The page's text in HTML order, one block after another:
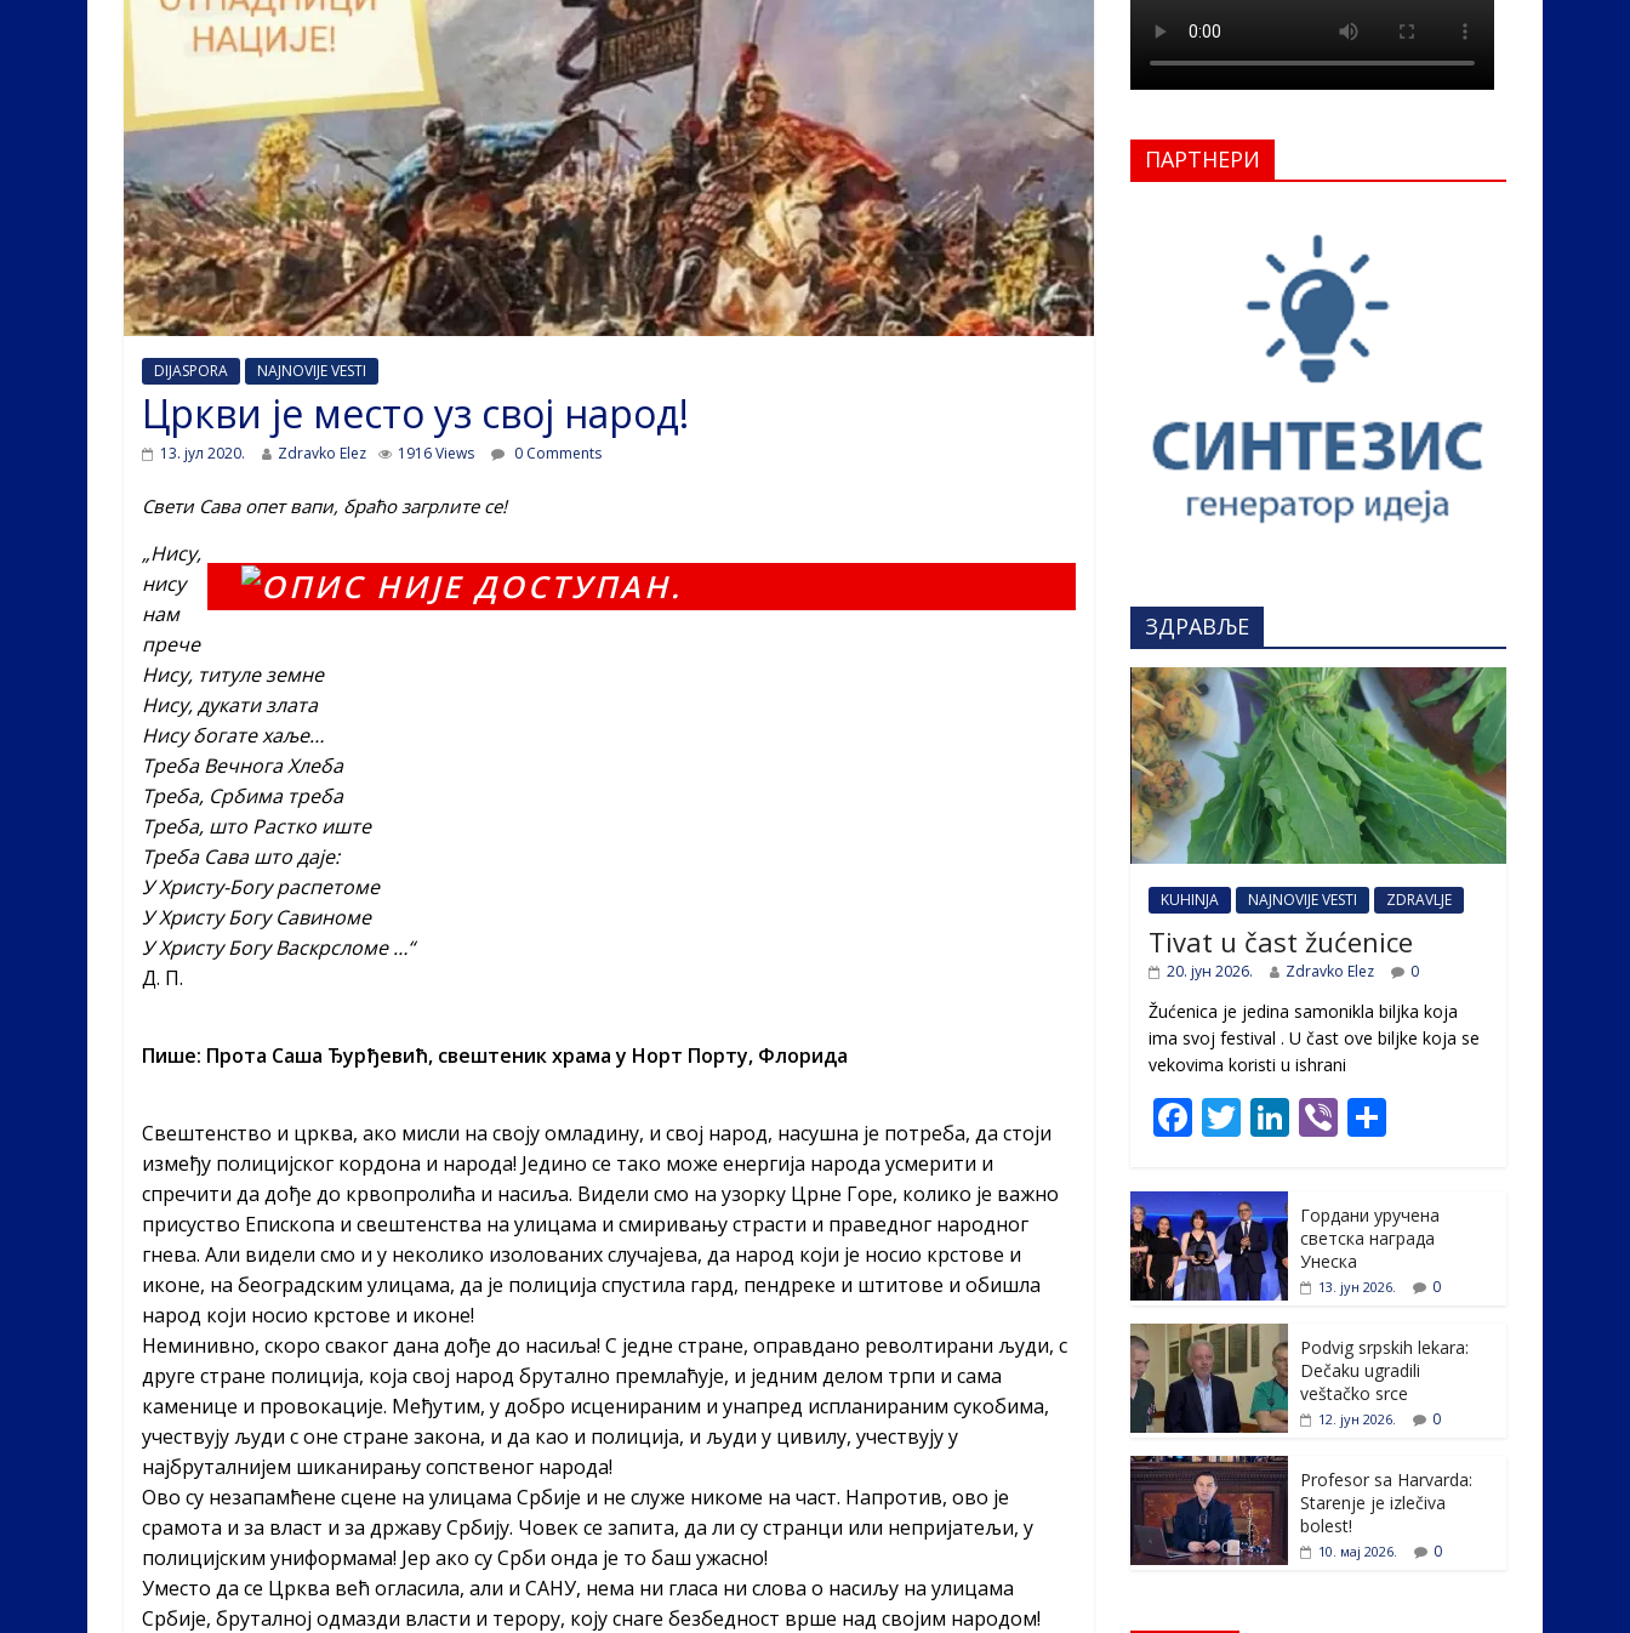
DIJASPORA NAJNOVIJE VESTI
Цркви је место уз свој народ!
13. јул 2020. Zdravko Elez 1916 Views 0 Comments
Свети Сава опет вапи, браћо загрлите се!
„Нису,
нису
нам
прече
Нису, титуле земне
Нису, дукати злата
Нису богате хаље…
Треба Вечнога Хлеба
Треба, Србима треба
Треба, што Растко иште
Треба Сава што даје:
У Христу-Богу распетоме
У Христу Богу Савиноме
У Христу Богу Васкрсломе …“
Д. П.
Пише: Прота Саша Ђурђевић, свештеник храма у Норт Порту, Флорида
Свештенство и црква, ако мисли на своју омладину, и свој народ, насушна је потреба, да стоји
између полицијског кордона и народа! Једино се тако може енергија народа усмерити и
спречити да дође до крвопролића и насиља. Видели смо на узорку Црне Горе, колико је важно
присуство Епископа и свештенства на улицама и смиривању страсти и праведног народног
гнева. Али видели смо и у неколико изолованих случајева, да народ који је носио крстове и
иконе, на београдским улицама, да је полиција спустила гард, пендреке и штитове и обишла
народ који носио крстове и иконе!
Неминивно, скоро сваког дана дође до насиља! С једне стране, оправдано револтирани људи, с
друге стране полиција, која свој народ брутално премлаћује, и једним делом трпи и сама
каменице и провокације. Међутим, у добро исценираним и унапред испланираним сукобима,
учествују људи с оне стране закона, и да као и полиција, и људи у цивилу, учествују у
најбруталнијем шиканирању сопственог народа!
Ово су незапамћене сцене на улицама Србије и не служе никоме на част. Напротив, ово је
срамота и за власт и за државу Србију. Човек се запита, да ли су странци или непријатељи, у
полицијским униформама! Јер ако су Срби онда је то баш ужасно!
Уместо да се Црква већ огласила, али и САНУ, нема ни гласа ни слова о насиљу на улицама
Србије, бруталној одмазди власти и терору, коју снаге безбедност врше над својим народом!
ПАРТНЕРИ
ЗДРАВЉЕ
KUHINJA NAJNOVIJE VESTI ZDRAVLJE
Tivat u čast žućenice
20. јун 2026. Zdravko Elez 0
Žućenica je jedina samonikla biljka koja
ima svoj festival . U čast ovе biljke koja se
vekovima koristi u ishrani
F
e
b
o
o
k
T
itt
er
Li
e
dI
n
Vi
e
Гордани уручена
светска награда
Унеска
13. јун 2026. 0
Podvig srpskih lekara:
Dečaku ugradili
veštačko srce
12. јун 2026. 0
Profesor sa Harvarda:
Starenje je izlečiva
bolest!
10. мај 2026. 0